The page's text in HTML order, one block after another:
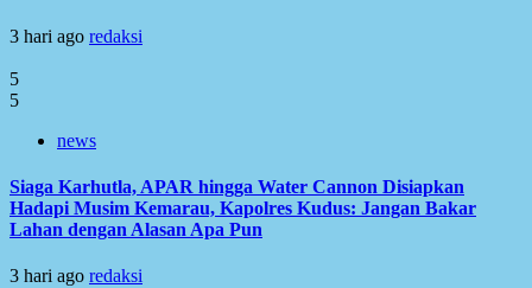
3 hari ago redaksi
5
5
news
Siaga Karhutla, APAR hingga Water Cannon Disiapkan
Hadapi Musim Kemarau, Kapolres Kudus: Jangan Bakar
Lahan dengan Alasan Apa Pun
3 hari ago redaksi